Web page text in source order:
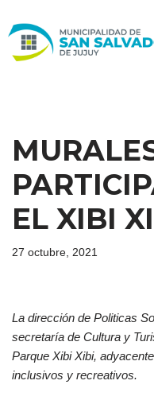
al
EL XIBI
27 octubre, 2021
La dirección de Politicas
secretaría de Cultura y
Parque Xibi Xibi,
inclusivos y recreativos.